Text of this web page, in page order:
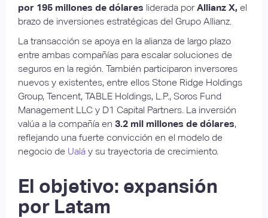
por 195 millones de dólares liderada porAllianz X, el
brazo de inversiones estratégicas del Grupo Allianz.
La transacción se apoya en la alianza de largo plazo
entre ambas compañías para escalar soluciones de
seguros en la región. También participaron inversores
nuevos y existentes, entre ellos Stone Ridge Holdings
Group, Tencent, TABLE Holdings, L.P., Soros Fund
Management LLC y D1 Capital Partners. La inversión
valúa a la compañía en 3.2 mil millones de dólares,
reflejando una fuerte convicción en el modelo de
negocio de Ualá y su trayectoria de crecimiento.
El objetivo: expansión
por Latam